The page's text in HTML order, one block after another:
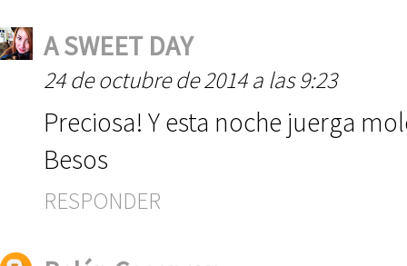
A SWEET DAY
24 de octubre de 2014 a las 9:23
Preciosa! Y esta noche juerga
Besos
RESPONDER